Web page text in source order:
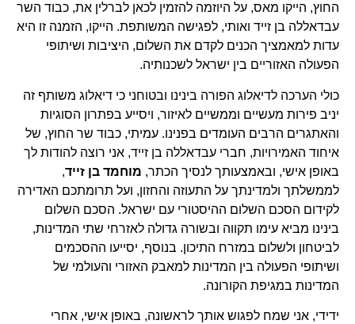
החוץ, הייקו מאס, על היוזמה להזמין לכאן לברלין את, כבוד השר
עבדאללה בן זייד ואותי, לפגישה המשותפת. הייקו, הזמנה זו היא
עדות למאמציך הכנים לקדם את השלום, היציבות ושיתופי
הפעולה האזוריים בין ישראל לשכנותיה.
כולי הערכה לדיאלוג הפורה בינינו ובטוחני כי דיאלוג משותף זה
יניב פירות מעשיים וממשיים לאיזור, ויסייע בפתרון הסוגיות
והאתגרים הרבים העומדים בפנינו. עמיתי, כבוד שר החוץ, של
איחוד האמירויות, חברי עבדאללה בן זייד, אני רוצה להודות לך
באופן אישי, ובאמצעותך לנסיך הכתר, מוחמד בן זייד,
לממשלתך ולמדינתך על התעוזה והחזון, ועל תרומתכם האדירה
לקידום הסכם השלום ההיסטורי עם ישראל. הסכם השלום
בינינו מביא עימו תקווה ובשורה גדולה לאזרחי שתי המדינות,
לביטחון ולשלום במזרח התיכון. בנוסף, יסייעו ההסכמים
ושיתופי הפעולה בין המדינות למאבק האזורי והעולמי של
המדינות במגיפת הקורונה.
ידידי, אני שמח לפגוש אותך לראשונה, באופן אישי, אחרי